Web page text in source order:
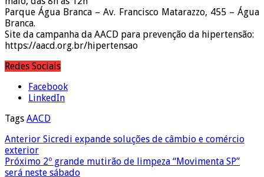
Parque Água Branca – Av. Francisco Matarazzo, 455 – Água
Branca.
Site da campanha da AACD para prevenção da hipertensão:
https://aacd.org.br/hipertensao
Redes Sociais
Facebook
LinkedIn
Tags AACD
Anterior Sicredi expande soluções de câmbio e comércio
exterior
Próximo 2º grande mutirão de limpeza “Movimenta SP”
será neste sábado